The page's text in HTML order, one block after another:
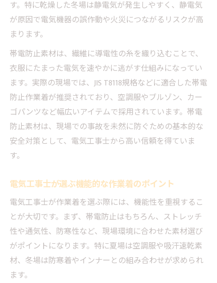
感電防止で長袖が必須となる電気工事現場
電気工事士が肌を露出しない服装の重要性
識
静電気や火花対策に適した作業着の選び方
長袖長ズボンが推奨される電気工事服装解
説
現場で役立つ電気工事士向け作業服の機能性
電気工事士作業着に欠かせない機能ポイン
服
反射材付き電気工事士作業着の安全性を強
化
高所作業に適した電気工事服装の工夫例
耐久性と快適性を両立する電気工事作業着
快適さも叶える電気工事の着用ルール実践術
す。特に乾燥した冬場は静電気が発生しやすく、静電気
が原因で電気機器の誤作動や火災につながるリスクが高
まります。
帯電防止素材は、繊維に導電性の糸を織り込むことで、
衣服にたまった電気を速やかに逃がす仕組みになってい
ます。実際の現場では、JIS T8118規格などに適合した帯電
防止作業着が推奨されており、空調服やブルゾン、カー
ゴパンツなど幅広いアイテムで採用されています。帯電
防止素材は、現場での事故を未然に防ぐための基本的な
安全対策として、電気工事士から高い信頼を得ていま
す。
電気工事士が選ぶ機能的な作業着のポイント
電気工事士が作業着を選ぶ際には、機能性を重視するこ
とが大切です。まず、帯電防止はもちろん、ストレッチ
性や通気性、防寒性など、現場環境に合わせた素材選び
がポイントになります。特に夏場は空調服や吸汗速乾素
材、冬場は防寒着やインナーとの組み合わせが求められ
ます。